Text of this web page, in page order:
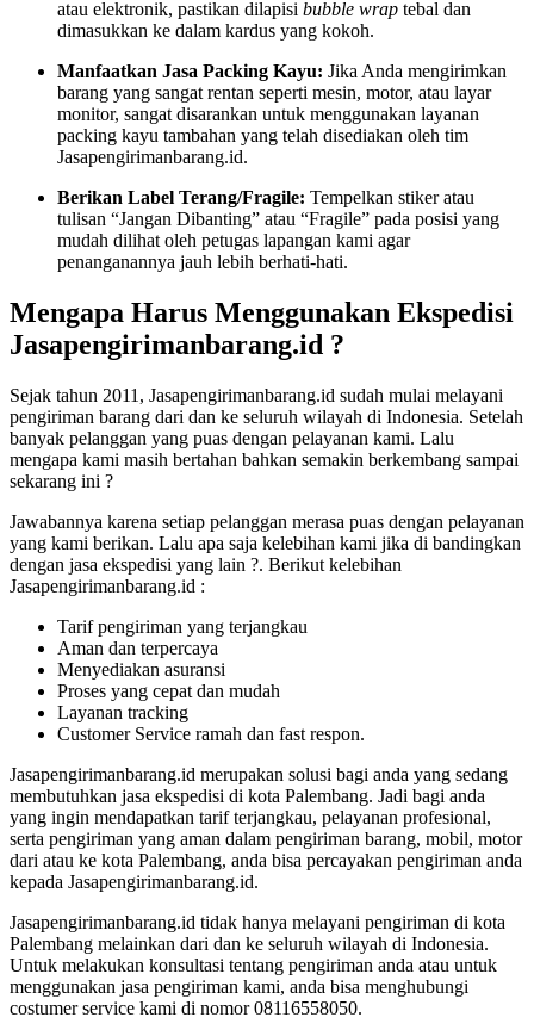
atau elektronik, pastikan dilapisi bubble wrap tebal dan
dimasukkan ke dalam kardus yang kokoh.
Manfaatkan Jasa Packing Kayu: Jika Anda mengirimkan
barang yang sangat rentan seperti mesin, motor, atau layar
monitor, sangat disarankan untuk menggunakan layanan
packing kayu tambahan yang telah disediakan oleh tim
Jasapengirimanbarang.id.
Berikan Label Terang/Fragile: Tempelkan stiker atau
tulisan “Jangan Dibanting” atau “Fragile” pada posisi yang
mudah dilihat oleh petugas lapangan kami agar
penanganannya jauh lebih berhati-hati.
Mengapa Harus Menggunakan Ekspedisi
Jasapengirimanbarang.id ?
Sejak tahun 2011, Jasapengirimanbarang.id sudah mulai melayani
pengiriman barang dari dan ke seluruh wilayah di Indonesia. Setelah
banyak pelanggan yang puas dengan pelayanan kami. Lalu
mengapa kami masih bertahan bahkan semakin berkembang sampai
sekarang ini ?
Jawabannya karena setiap pelanggan merasa puas dengan pelayanan
yang kami berikan. Lalu apa saja kelebihan kami jika di bandingkan
dengan jasa ekspedisi yang lain ?. Berikut kelebihan
Jasapengirimanbarang.id :
Tarif pengiriman yang terjangkau
Aman dan terpercaya
Menyediakan asuransi
Proses yang cepat dan mudah
Layanan tracking
Customer Service ramah dan fast respon.
Jasapengirimanbarang.id merupakan solusi bagi anda yang sedang
membutuhkan jasa ekspedisi di kota Palembang. Jadi bagi anda
yang ingin mendapatkan tarif terjangkau, pelayanan profesional,
serta pengiriman yang aman dalam pengiriman barang, mobil, motor
dari atau ke kota Palembang, anda bisa percayakan pengiriman anda
kepada Jasapengirimanbarang.id.
Jasapengirimanbarang.id tidak hanya melayani pengiriman di kota
Palembang melainkan dari dan ke seluruh wilayah di Indonesia.
Untuk melakukan konsultasi tentang pengiriman anda atau untuk
menggunakan jasa pengiriman kami, anda bisa menghubungi
costumer service kami di nomor 08116558050.